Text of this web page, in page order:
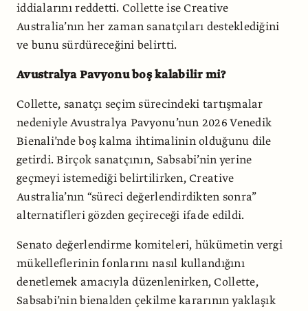
iddialarını reddetti. Collette ise Creative
Australia’nın her zaman sanatçıları desteklediğini
ve bunu sürdüreceğini belirtti.
Avustralya Pavyonu boş kalabilir mi?
Collette, sanatçı seçim sürecindeki tartışmalar
nedeniyle Avustralya Pavyonu’nun 2026 Venedik
Bienali’nde boş kalma ihtimalinin olduğunu dile
getirdi. Birçok sanatçının, Sabsabi’nin yerine
geçmeyi istemediği belirtilirken, Creative
Australia’nın “süreci değerlendirdikten sonra”
alternatifleri gözden geçireceği ifade edildi.
Senato değerlendirme komiteleri, hükümetin vergi
mükelleflerinin fonlarını nasıl kullandığını
denetlemek amacıyla düzenlenirken, Collette,
Sabsabi’nin bienalden çekilme kararının yaklaşık